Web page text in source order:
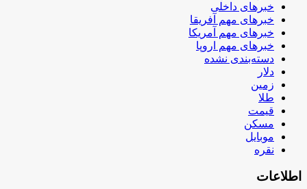
خبرهای داخلی
خبرهای مهم آفریقا
خبرهای مهم آمریکا
خبرهای مهم اروپا
دسته‌بندی نشده
دلار
زمین
طلا
قیمت
مسکن
موبایل
نقره
اطلاعات